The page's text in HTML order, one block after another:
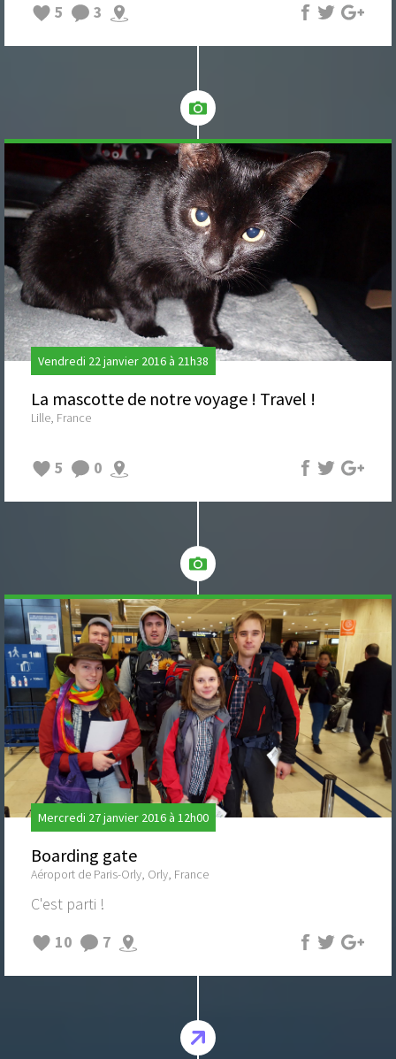
5
3
Vendredi 22 janvier 2016 à 21h38
La mascotte de notre voyage ! Travel !
Lille, France
5 0
Mercredi 27 janvier 2016 à 12h00
Boarding gate
Aéroport de Paris-Orly, Orly, France
C'est parti !
10
7